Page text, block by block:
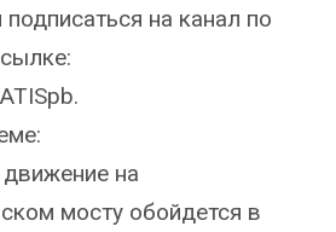
подписаться на канал по
на
мосту обойдется в